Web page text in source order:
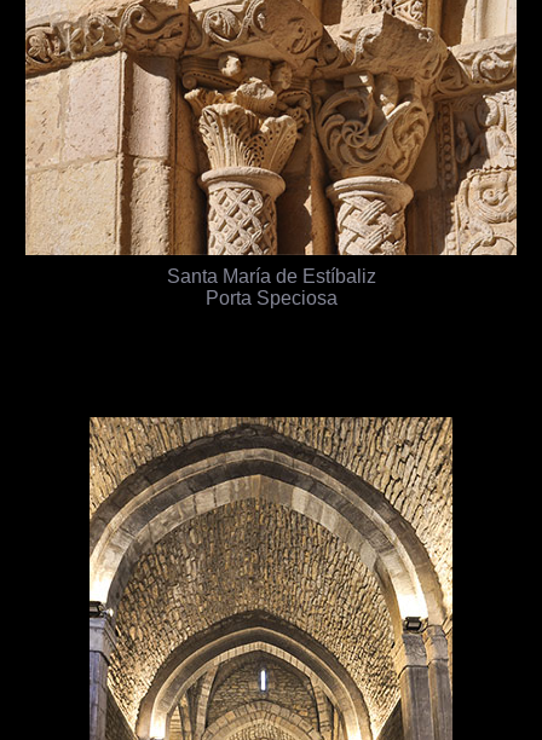
Santa María de Estíbaliz
Porta Speciosa